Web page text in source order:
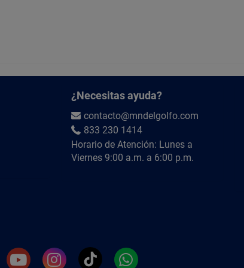
¿Necesitas ayuda?
contacto@mndelgolfo.com
833 230 1414
Horario de Atención: Lunes a
Viernes 9:00 a.m. a 6:00 p.m.